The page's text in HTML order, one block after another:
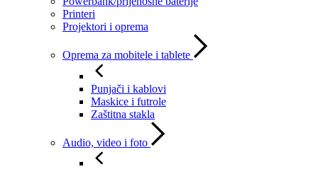
Printeri
Projektori i oprema
Oprema za mobitele i tablete
Punjači i kablovi
Maskice i futrole
Zaštitna stakla
Audio, video i foto